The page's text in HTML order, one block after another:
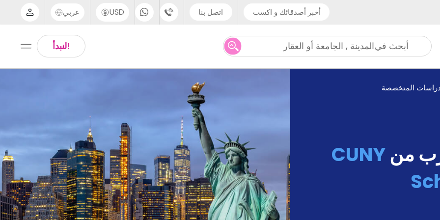
أخبر أصدقائك و اكسب اتصل بنا
UK - +44 (0) 20 3871 8666
USD عربي
Arabic
!لنبدأ أبحث فيالمدينة , الجامعة أو العقار
المتخصصة
منCUNY